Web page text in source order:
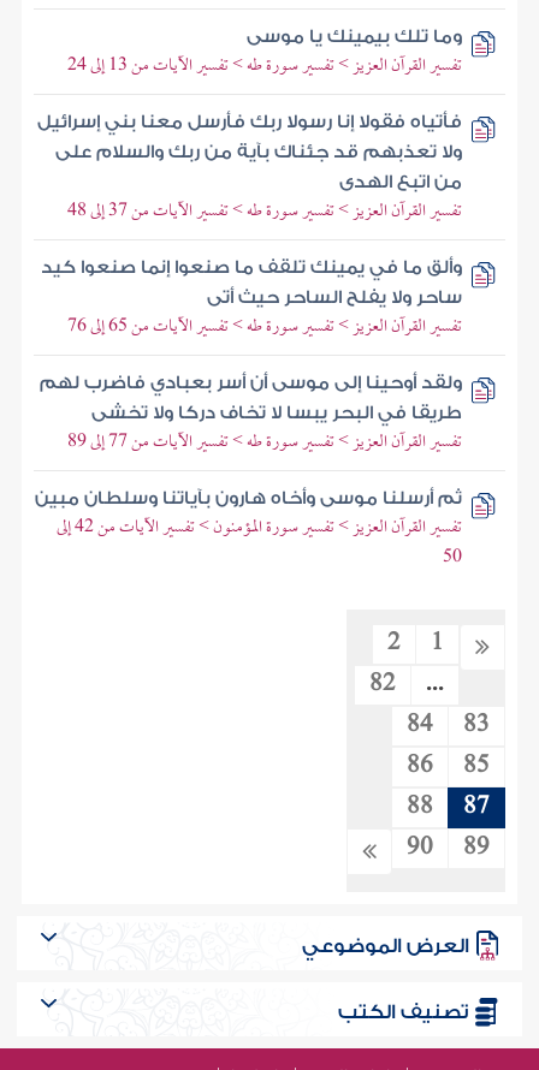
وما تلك بيمينك يا موسى
تفسير القرآن العزيز > تفسير سورة طه > تفسير الآيات من 13 إلى 24
فأتياه فقولا إنا رسولا ربك فأرسل معنا بني إسرائيل
ولا تعذبهم قد جئناك بآية من ربك والسلام على
من اتبع الهدى
تفسير القرآن العزيز > تفسير سورة طه > تفسير الآيات من 37 إلى 48
وألق ما في يمينك تلقف ما صنعوا إنما صنعوا كيد
ساحر ولا يفلح الساحر حيث أتى
تفسير القرآن العزيز > تفسير سورة طه > تفسير الآيات من 65 إلى 76
ولقد أوحينا إلى موسى أن أسر بعبادي فاضرب لهم
طريقا في البحر يبسا لا تخاف دركا ولا تخشى
تفسير القرآن العزيز > تفسير سورة طه > تفسير الآيات من 77 إلى 89
ثم أرسلنا موسى وأخاه هارون بآياتنا وسلطان مبين
تفسير القرآن العزيز > تفسير سورة المؤمنون > تفسير الآيات من 42 إلى
50
1
2
...
82
83
84
85
86
87
88
89
90
العرض الموضوعي
تصنيف الكتب